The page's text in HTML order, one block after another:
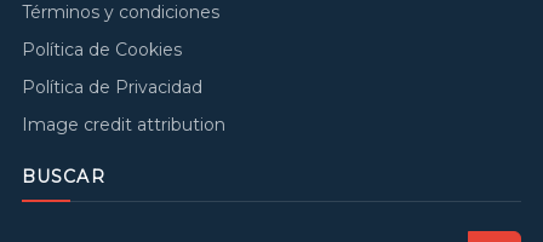
Términos y condiciones
Política de Cookies
Política de Privacidad
Image credit attribution
BUSCAR